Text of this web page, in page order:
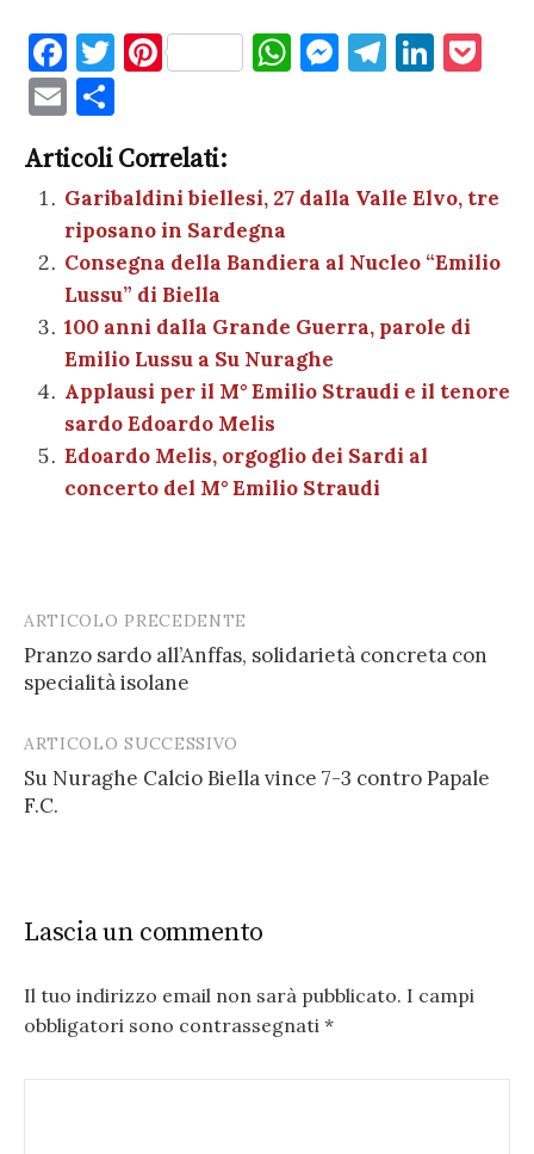
F
a
c
e
b
o
o
k
T
te
r
Pi
es
t
W
A
p
M
g
er
T
a
m
Li
dI
n
et
E
m
ai
l
o
n
di
vi
di
Articoli Correlati:
Garibaldini biellesi, 27 dalla Valle Elvo, tre
riposano in Sardegna
Consegna della Bandiera al Nucleo “Emilio
Lussu” di Biella
100 anni dalla Grande Guerra, parole di
Emilio Lussu a Su Nuraghe
Applausi per il M° Emilio Straudi e il tenore
sardo Edoardo Melis
Edoardo Melis, orgoglio dei Sardi al
concerto del M° Emilio Straudi
Post
navigation
ARTICOLO PRECEDENTE
Pranzo sardo all’Anffas, solidarietà concreta con
specialità isolane
ARTICOLO SUCCESSIVO
Su Nuraghe Calcio Biella vince 7-3 contro Papale
F.C.
Lascia un commento
Il tuo indirizzo email non sarà pubblicato. I campi
obbligatori sono contrassegnati *